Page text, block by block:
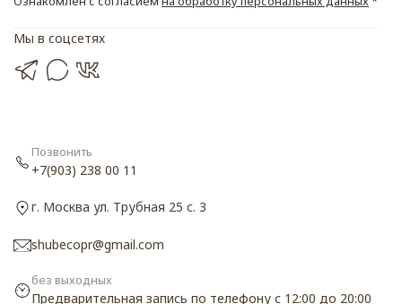
Мы в соцсетях
Позвонить
+7(903) 238 00 11
г. Москва ул. Трубная 25 с. 3
shubecopr@gmail.com
без выходных
Предварительная запись по телефону с 12:00 до 20:00